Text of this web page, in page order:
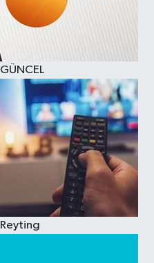
GÜNCEL
Reyting